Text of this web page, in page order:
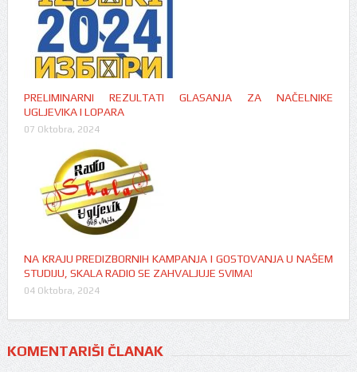
PRELIMINARNI REZULTATI GLASANJA ZA NAČELNIKE
UGLJEVIKA I LOPARA
07 Oktobra, 2024
NA KRAJU PREDIZBORNIH KAMPANJA I GOSTOVANJA U NAŠEM
STUDIJU, SKALA RADIO SE ZAHVALJUJE SVIMA!
04 Oktobra, 2024
KOMENTARIŠI ČLANAK